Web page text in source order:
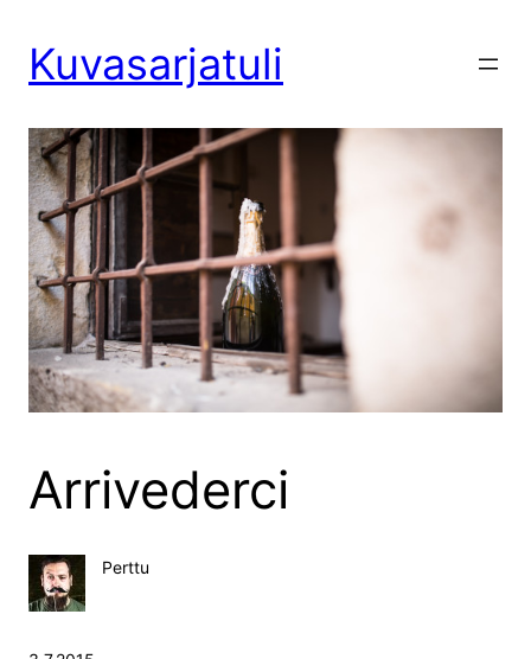
sisältöönKuvasarjatuli
Arrivederci
Perttu